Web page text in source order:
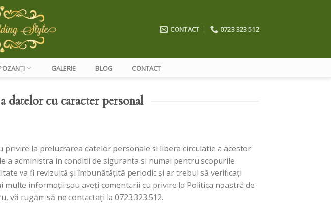
CONTACT 0723 323 512
GALERIE BLOG CONTACT
datelor cu caracter personal
la prelucrarea datelor personale si libera circulatie a acestor
a administra in conditii de siguranta si numai pentru scopurile
va fi revizuită și îmbunătățită periodic și ar trebui să verificați
multe informații sau aveți comentarii cu privire la Politica noastră de
vă rugăm să ne contactați la 0723.323.512.